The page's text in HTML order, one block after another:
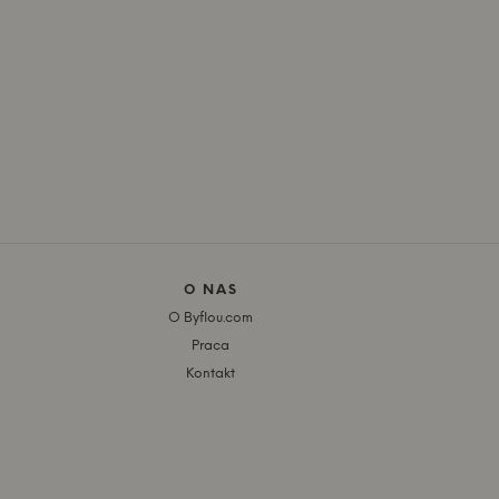
O NAS
O Byflou.com
Praca
Kontakt